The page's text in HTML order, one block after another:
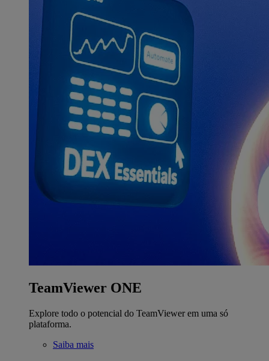
TeamViewer ONE
Explore todo o potencial do TeamViewer em uma só
plataforma.
Saiba mais